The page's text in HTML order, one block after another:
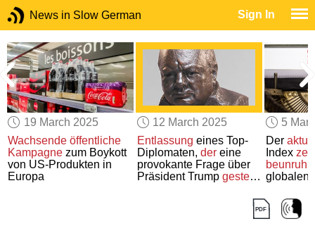
News in Slow German Sign In
19 March 2025
Wachsende öffentliche
Kampagne zum Boykott
von US-Produkten in
Europa
12 March 2025
Entlassung eines Top-
Diplomaten, dereine
provokante Frage über
Präsident Trump gestellt
5
Der
Index
globalen